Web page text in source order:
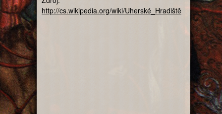
http://cs.wikipedia.org/wiki/Uherské_Hradiště